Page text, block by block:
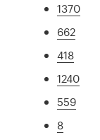
1370
662
418
1240
559
8